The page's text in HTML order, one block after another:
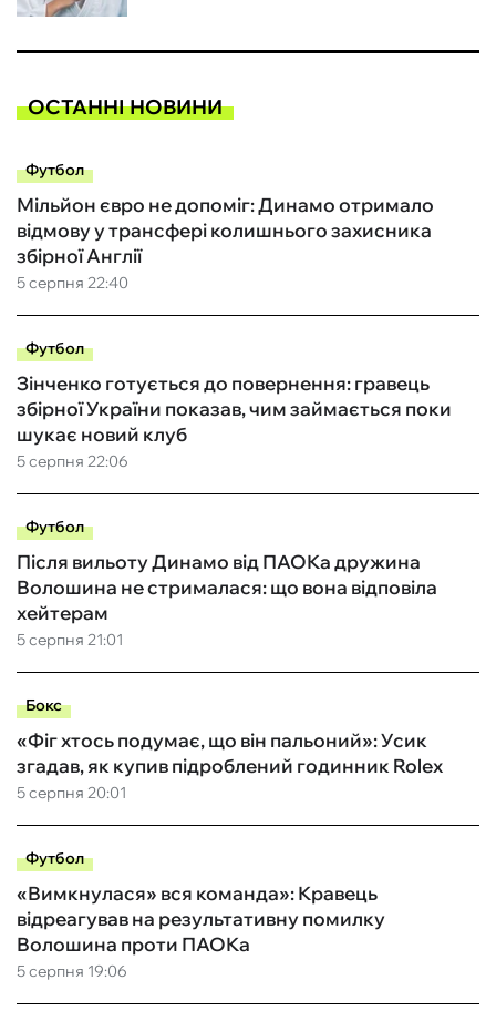
ОСТАННІ НОВИНИ
Футбол
5 серпня 22:40
Мільйон євро не допоміг: Динамо отримало
відмову у трансфері колишнього захисника
збірної Англії
Футбол
5 серпня 22:06
Зінченко готується до повернення: гравець
збірної України показав, чим займається поки
шукає новий клуб
Футбол
5 серпня 21:01
Після вильоту Динамо від ПАОКа дружина
Волошина не стрималася: що вона відповіла
хейтерам
Бокс
5 серпня 20:01
«Фіг хтось подумає, що він пальоний»: Усик
згадав, як купив підроблений годинник Rolex
Футбол
5 серпня 19:06
«Вимкнулася» вся команда»: Кравець
відреагував на результативну помилку
Волошина проти ПАОКа